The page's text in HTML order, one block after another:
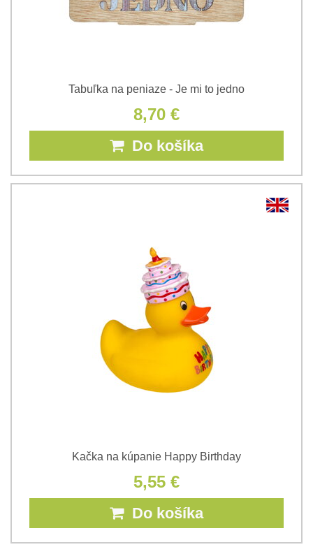
Tabuľka na peniaze - Je mi to jedno
8,70 €
Do košíka
Kačka na kúpanie Happy Birthday
5,55 €
Do košíka